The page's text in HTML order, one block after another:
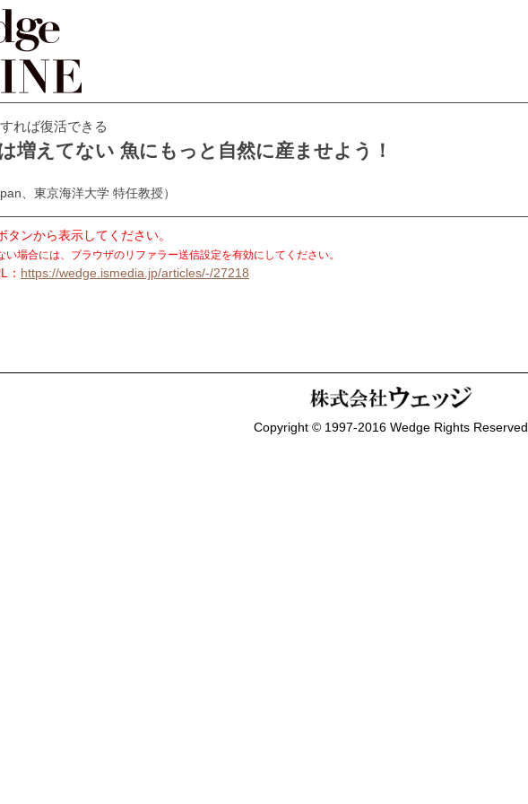
れば復活できる
増えてない 魚にもっと自然に産ませよう！
、東京海洋大学 特任教授）
タンから表示してください。
い場合には、ブラウザのリファラー送信設定を有効にしてください。
： https://wedge.ismedia.jp/articles/-/27218
Copyright © 1997-2016 Wedge Rights Reserved